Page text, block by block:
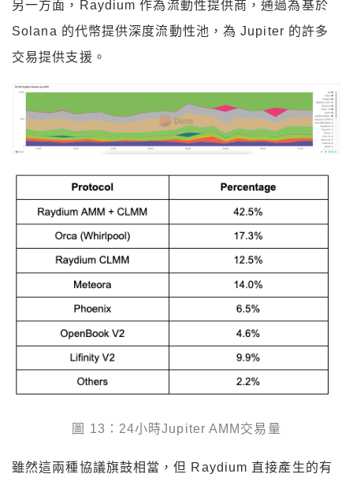
另一方面，Raydium 作為流動性提供商，通過為基於
Solana 的代幣提供深度流動性池，為 Jupiter 的許多
交易提供支援。
圖 13：24小時Jupiter AMM交易量
雖然這兩種協議旗鼓相當，但 Raydium 直接產生的有